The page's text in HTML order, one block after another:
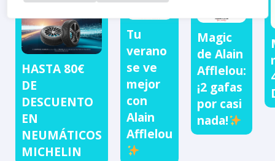
HASTA 80€
DE
DESCUENTO
EN
NEUMÁTICOS
MICHELIN
Tu
verano
se ve
mejor
con
Alain
Afflelou
Magic
de Alain
Afflelou:
¡2 gafas
por casi
nada!